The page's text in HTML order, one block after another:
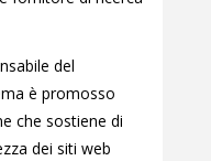
del
è promosso
che sostiene di
dei siti web